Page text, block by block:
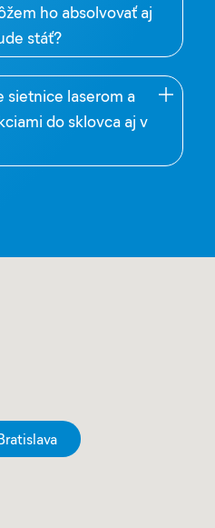
ho absolvovať aj
stáť?
sietnice laserom a
do sklovca aj v